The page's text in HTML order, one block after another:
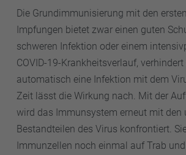
Die Grundimmunisierung mit den
Impfungen bietet zwar einen guten
schweren Infektion oder einem
COVID-19-Krankheitsverlauf,
automatisch eine Infektion mit dem
Zeit lässt die Wirkung nach. Mit der
wird das Immunsystem erneut mit den
Bestandteilen des Virus konfrontiert.
Immunzellen noch einmal auf Trab